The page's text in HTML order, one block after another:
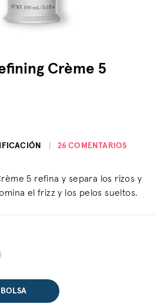
Crème 5
26 COMENTARIOS
5 refina y separa los rizos y
el frizz y los pelos sueltos.